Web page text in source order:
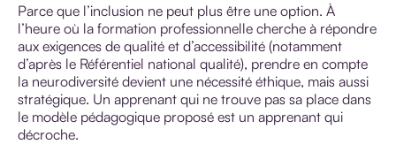
Parce que l’inclusion ne peut plus être une option. À
l’heure où la formation professionnelle cherche à répondre
aux exigences de qualité et d’accessibilité (notamment
d’après le Référentiel national qualité), prendre en compte
la neurodiversité devient une nécessité éthique, mais aussi
stratégique. Un apprenant qui ne trouve pas sa place dans
le modèle pédagogique proposé est un apprenant qui
décroche.